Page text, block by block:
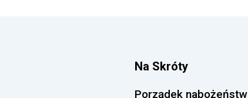
Na Skróty
Porządek nabożeństw